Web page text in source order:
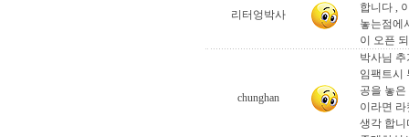
리터엉박사
합니다 ,
놓는점에
이 오픈
chunghan
박사님
임팩트시
공을 놓
이라면
생각 합